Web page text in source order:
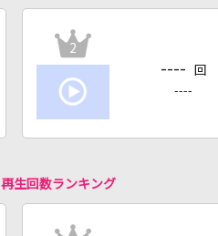
2
---- 回
----
再生回数ランキング